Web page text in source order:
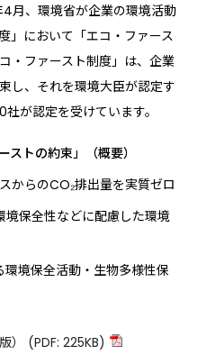
月、環境省が企業の環境活動
」において「エコ・ファース
・ファースト制度」は、企業
し、それを環境大臣が認定す
が認定を受けています。
ストの約束」（概要）
からのCO₂排出量を実質ゼロ
保全性などに配慮した環境
境保全活動・生物多様性保
） (PDF: 225KB)